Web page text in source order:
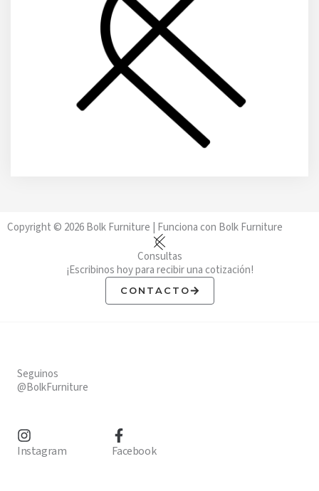
Copyright © 2026 Bolk Furniture | Funciona con Bolk Furniture
Consultas
¡Escribinos hoy para recibir una cotización!
CONTACTO
Seguinos
@BolkFurniture
Instagram Facebook